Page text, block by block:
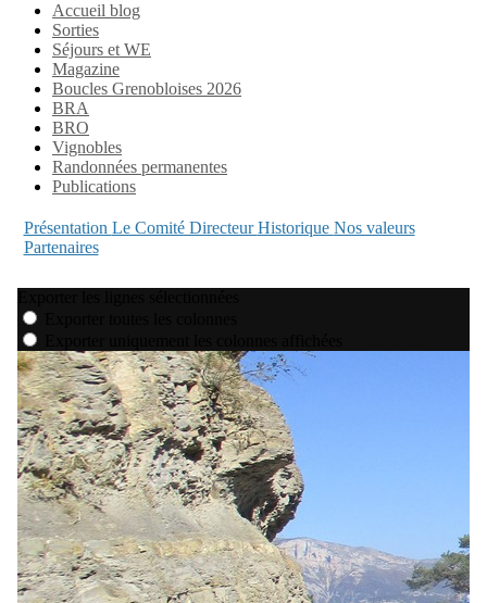
Accueil blog
Sorties
Séjours et WE
Magazine
Boucles Grenobloises 2026
BRA
BRO
Vignobles
Randonnées permanentes
Publications
Présentation Le Comité DirecteurHistorique Nos valeurs
Partenaires